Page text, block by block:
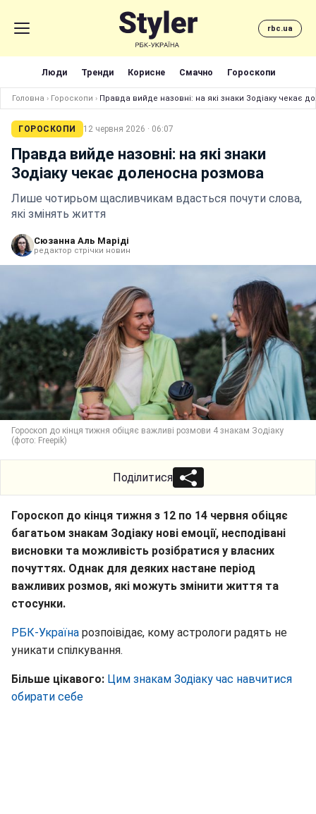
rbc.ua
Люди Тренди Корисне Смачно Гороскопи
Головна › Гороскопи › Правда вийде назовні: на які знаки Зодіаку чекає
ГОРОСКОПИ 12 червня 2026 · 06:07
Правда вийде назовні: на які знаки
Зодіаку чекає доленосна розмова
Лише чотирьом щасливчикам вдасться почути слова,
які змінять життя
Сюзанна Аль Маріді
редактор стрічки новин
Гороскоп до кінця тижня обіцяє важливі розмови 4 знакам Зодіаку
(фото: Freepik)
Поділитися
Гороскоп до кінця тижня з 12 по 14 червня обіцяє
багатьом знакам Зодіаку нові емоції, несподівані
висновки та можливість розібратися у власних
почуттях. Однак для деяких настане період
важливих розмов, які можуть змінити життя та
стосунки.
РБК-Україна розпоівідає, кому астрологи радять не
уникати спілкування.
Більше цікавого: Цим знакам Зодіаку час навчитися
обирати себе